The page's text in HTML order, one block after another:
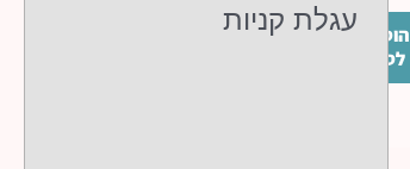
הוסף
לסל
עגלת קניות